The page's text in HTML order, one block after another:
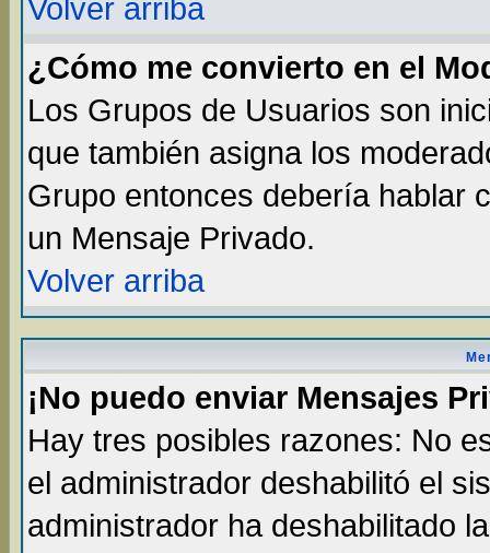
Volver arriba
¿Cómo me convierto en el
Los Grupos de Usuarios son
que también asigna los
Grupo entonces debería hablar
un Mensaje Privado.
Volver arriba
¡No puedo enviar Mensajes
Hay tres posibles razones: No
el administrador deshabilitó el
administrador ha deshabilitado